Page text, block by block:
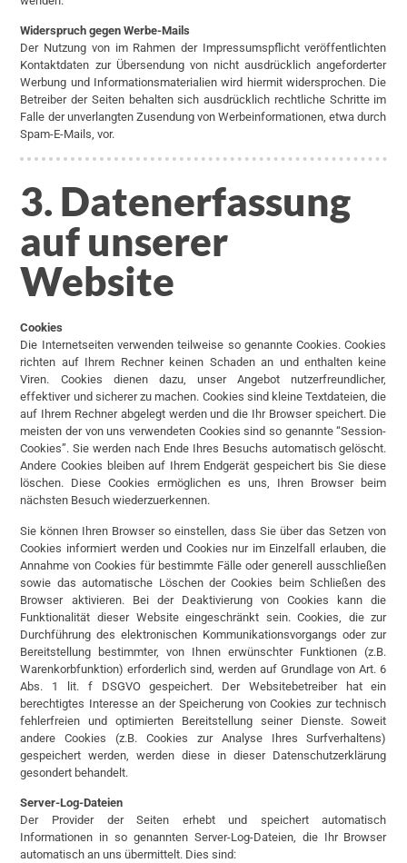
Widerspruch gegen Werbe-Mails
Der Nutzung von im Rahmen der Impressumspflicht veröffentlichten
Kontaktdaten zur Übersendung von nicht ausdrücklich angeforderter
Werbung und Informationsmaterialien wird hiermit widersprochen. Die
Betreiber der Seiten behalten sich ausdrücklich rechtliche Schritte im
Falle der unverlangten Zusendung von Werbeinformationen, etwa durch
Spam-E-Mails, vor.
3. Datenerfassung
auf unserer
Website
Cookies
Die Internetseiten verwenden teilweise so genannte Cookies. Cookies
richten auf Ihrem Rechner keinen Schaden an und enthalten keine
Viren. Cookies dienen dazu, unser Angebot nutzerfreundlicher,
effektiver und sicherer zu machen. Cookies sind kleine Textdateien, die
auf Ihrem Rechner abgelegt werden und die Ihr Browser speichert. Die
meisten der von uns verwendeten Cookies sind so genannte “Session-
Cookies”. Sie werden nach Ende Ihres Besuchs automatisch gelöscht.
Andere Cookies bleiben auf Ihrem Endgerät gespeichert bis Sie diese
löschen. Diese Cookies ermöglichen es uns, Ihren Browser beim
nächsten Besuch wiederzuerkennen.
Sie können Ihren Browser so einstellen, dass Sie über das Setzen von
Cookies informiert werden und Cookies nur im Einzelfall erlauben, die
Annahme von Cookies für bestimmte Fälle oder generell ausschließen
sowie das automatische Löschen der Cookies beim Schließen des
Browser aktivieren. Bei der Deaktivierung von Cookies kann die
Funktionalität dieser Website eingeschränkt sein. Cookies, die zur
Durchführung des elektronischen Kommunikationsvorgangs oder zur
Bereitstellung bestimmter, von Ihnen erwünschter Funktionen (z.B.
Warenkorbfunktion) erforderlich sind, werden auf Grundlage von Art. 6
Abs. 1 lit. f DSGVO gespeichert. Der Websitebetreiber hat ein
berechtigtes Interesse an der Speicherung von Cookies zur technisch
fehlerfreien und optimierten Bereitstellung seiner Dienste. Soweit
andere Cookies (z.B. Cookies zur Analyse Ihres Surfverhaltens)
gespeichert werden, werden diese in dieser Datenschutzerklärung
gesondert behandelt.
Server-Log-Dateien
Der Provider der Seiten erhebt und speichert automatisch
Informationen in so genannten Server-Log-Dateien, die Ihr Browser
automatisch an uns übermittelt. Dies sind: